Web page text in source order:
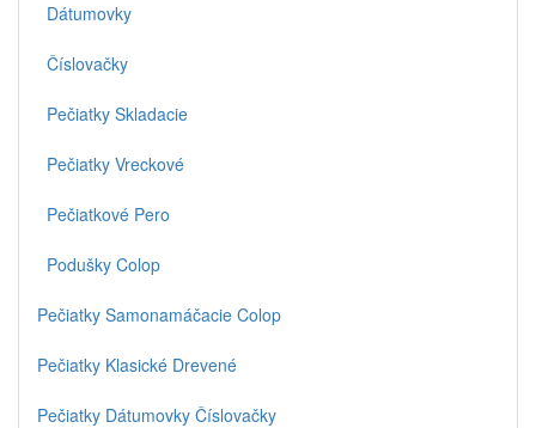
Dátumovky
Číslovačky
Pečiatky Skladacie
Pečiatky Vreckové
Pečiatkové Pero
Podušky Colop
Pečiatky Samonamáčacie Colop
Pečiatky Klasické Drevené
Pečiatky Dátumovky Číslovačky